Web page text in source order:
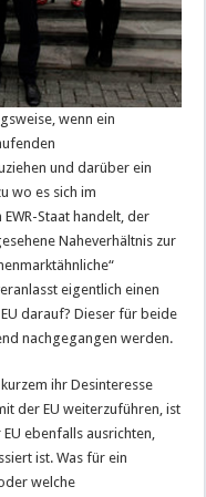
wenn ein
und darüber ein
wo es sich im
Staat handelt, der
Naheverhältnis zur
eigentlich einen
darauf? Dieser für beide
nachgegangen werden.
ihr Desinteresse
der EU weiterzuführen, ist
ebenfalls ausrichten,
ist. Was für ein
welche